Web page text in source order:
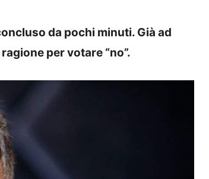
da pochi minuti. Già ad
per votare “no”.